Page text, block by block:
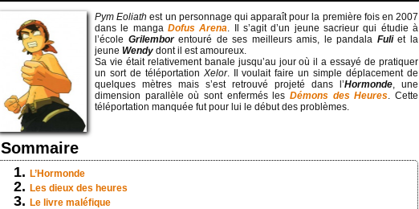
Pym Eoliath est un personnage qui apparaît pour la première fois en 2007
dans le manga Dofus Arena. Il s’agit d’un jeune sacrieur qui étudie à
l’école Grilemborentouré de ses meilleurs amis, le pandala Fuliet la
jeune Wendy dont il est amoureux.
Sa vie était relativement banale jusqu’au jour où il a essayé de pratiquer
un sort de téléportation Xelor. Il voulait faire un simple déplacement de
quelques mètres mais s’est retrouvé projeté dans l’Hormonde, une
dimension parallèle où sont enfermés les Démons des Heures. Cette
téléportation manquée fut pour lui le début des problèmes.
Sommaire
L’Hormonde
Les dieux des heures
Le livre maléfique